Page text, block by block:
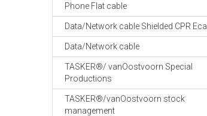
Phone Flat cable
Data/Network cable Shielded CPR Eca
Data/Network cable
TASKER®/ vanOostvoorn Special
Productions
TASKER®/vanOostvoorn stock
management